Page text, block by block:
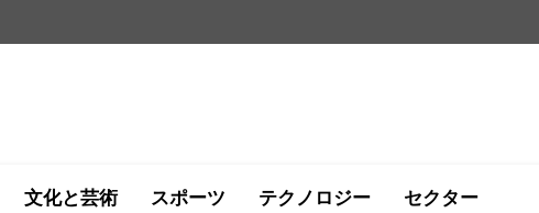
文化と芸術 スポーツ テクノロジー セクター